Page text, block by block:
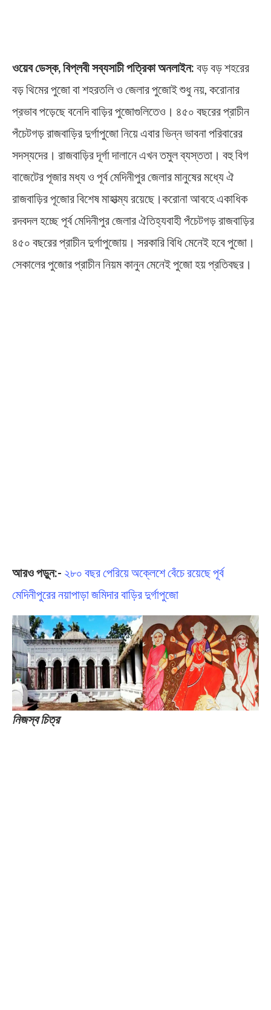
ওয়েব ডেস্ক, বিপ্লবী সব্যসাচী পত্রিকা অনলাইন: বড় বড় শহরের
বড় থিমের পুজো বা শহরতলি ও জেলার পুজোই শুধু নয়, করোনার
প্রভাব পড়েছে বনেদি বাড়ির পুজোগুলিতেও। ৪৫০ বছরের প্রাচীন
পঁচেটগড় রাজবাড়ির দুর্গাপুজো নিয়ে এবার ভিন্ন ভাবনা পরিবারের
সদস্যদের। রাজবাড়ির দূর্গা দালানে এখন তমুল ব্যস্ততা। বহু বিগ
বাজেটের পূজার মধ্য ও পূর্ব মেদিনীপুর জেলার মানুষের মধ্যে ঐ
রাজবাড়ির পূজোর বিশেষ মাহাত্ম্য রয়েছে।করোনা আবহে একাধিক
রদবদল হচ্ছে পূর্ব মেদিনীপুর জেলার ঐতিহ্যবাহী পঁচেটগড় রাজবাড়ির
৪৫০ বছরের প্রাচীন দুর্গাপুজোয়। সরকারি বিধি মেনেই হবে পুজো।
সেকালের পুজোর প্রাচীন নিয়ম কানুন মেনেই পুজো হয় প্রতিবছর।
আরও পড়ুন:- ২৮০ বছর পেরিয়ে অক্লেশে বেঁচে রয়েছে পূর্ব
মেদিনীপুরের নয়াপাড়া জমিদার বাড়ির দুর্গাপুজো
নিজস্ব চিত্র